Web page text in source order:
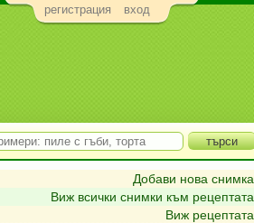
регистрация вход
Добави нова снимка
Виж всички снимки към рецептата
Виж рецептата